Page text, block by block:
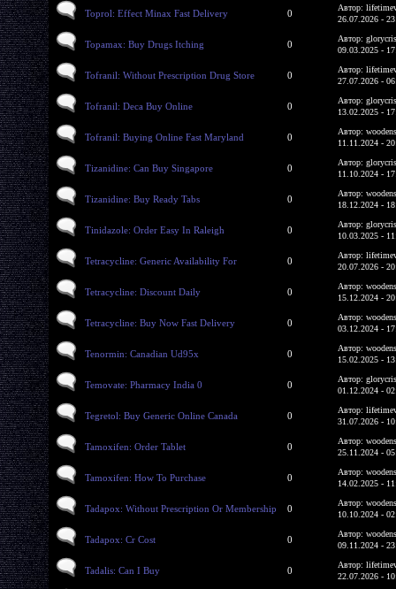
Toprol: Effect Minax Fast Delivery 0
Автор:
26.07.2026 -
Topamax: Buy Drugs Itching 0
Автор:
09.03.2025 -
Tofranil: Without Prescription Drug Store 0
Автор:
27.07.2026 -
Tofranil: Deca Buy Online 0
Автор:
13.02.2025 -
Tofranil: Buying Online Fast Maryland 0
Автор:
11.11.2024 -
Tizanidine: Can Buy Singapore 0
Автор:
11.10.2024 -
Tizanidine: Buy Ready Tabs 0
Автор:
18.12.2024 -
Tinidazole: Order Easy In Raleigh 0
Автор:
10.03.2025 -
Tetracycline: Generic Availability For 0
Автор:
20.07.2026 -
Tetracycline: Discount Daily 0
Автор:
15.12.2024 -
Tetracycline: Buy Now Fast Delivery 0
Автор:
03.12.2024 -
Tenormin: Canadian Ud95x 0
Автор:
15.02.2025 -
Temovate: Pharmacy India 0 0
Автор:
01.12.2024 -
Tegretol: Buy Generic Online Canada 0
Автор:
31.07.2026 -
Tamoxifen: Order Tablet 0
Автор:
25.11.2024 -
Tamoxifen: How To Purchase 0
Автор:
14.02.2025 -
Tadapox: Without Prescription Or Membership 0
Автор:
10.10.2024 -
Tadapox: Cr Cost 0
Автор:
09.11.2024 -
Tadalis: Can I Buy 0
Автор:
22.07.2026 -